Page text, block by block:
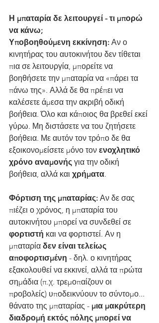
Η μπαταρία δε λειτουργεί - τι μπορώ
να κάνω;
Υποβοηθούμενη εκκίνηση: Αν ο
κινητήρας του αυτοκινήτου δεν τίθεται
πια σε λειτουργία, μπορείτε να
βοηθήσετε την μπαταρία να «πάρει τα
πάνω της». Αλλά δε θα πρέπει να
καλέσετε άμεσα την ακριβή οδική
βοήθεια. Όλο και κάποιος θα βρεθεί εκεί
γύρω. Μη διστάσετε να του ζητήσετε
βοήθεια. Με αυτόν τον τρόπο δε θα
εξοικονομείσετε μόνο τον ενοχλητικό
χρόνο αναμονής για την οδική
βοήθεια, αλλά και χρήματα.
Φόρτιση της μπαταρίας: Αν δε σας
πιέζει ο χρόνος, η μπαταρία του
αυτοκινήτου μπορεί να συνδεθεί σε
φορτιστή και να φορτιστεί. Αν η
μπαταρία δεν είναι τελείως
αποφορτισμένη - δηλ. ο κινητήρας
εξακολουθεί να εκκινεί, αλλά τα πρώτα
σημάδια (π.χ. τρεμοπαίζουν οι
προβολείς) υποδεικνύουν το σύντομο...
θάνατο της μπαταρίας - μια μακρύτερη
διαδρομή εκτός πόλης μπορεί να